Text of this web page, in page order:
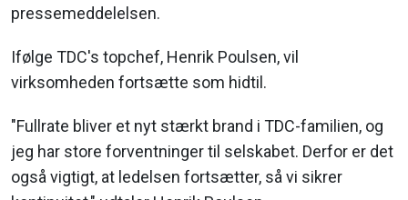
pressemeddelelsen.
Ifølge TDC's topchef, Henrik Poulsen, vil
virksomheden fortsætte som hidtil.
"Fullrate bliver et nyt stærkt brand i TDC-familien, og
jeg har store forventninger til selskabet. Derfor er det
også vigtigt, at ledelsen fortsætter, så vi sikrer